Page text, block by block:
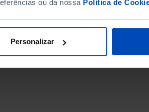
ou da nossa Política de
Personalizar